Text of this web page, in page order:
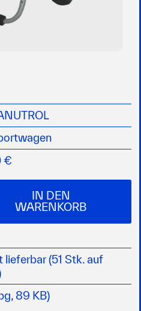
Faltboote
€
IN DEN
WARENKORB
lieferbar (51 Stk. auf
89 KB)